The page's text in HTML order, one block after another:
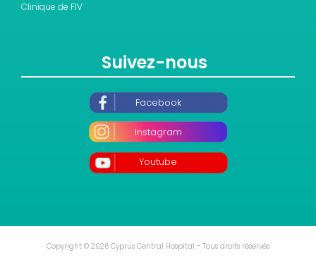
Clinique de FIV
Suivez-nous
Facebook
Instagram
Youtube
Copyright © 2026 Cyprus Central Hospital - Tous droits réservés